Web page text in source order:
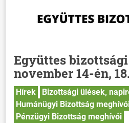
Együttes bizottsági
november 14-én,
Hírek
Bizottsági ülések,
Humánügyi Bizottság
Pénzügyi Bizottság meghívói